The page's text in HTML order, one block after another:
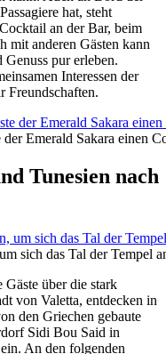
hat, steht
an der Bar, beim
mit anderen Gästen kann
pur erleben.
Interessen der
Freundschaften.
Emerald Sakara einen
Tunesien nach
sich das Tal der
über die stark
von Valetta, entdecken in
den Griechen gebaute
Sidi Bou Said in
An den folgenden